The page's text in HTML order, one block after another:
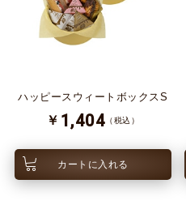
ハッピースウィートボックスS
￥ 1,404 （税込）
カートに入れる